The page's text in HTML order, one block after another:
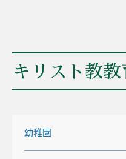
キリスト教
幼稚園